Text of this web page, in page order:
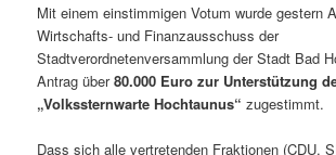
Mit einem einstimmigen Votum wurde gestern
Wirtschafts- und Finanzausschuss der
Stadtverordnetenversammlung der Stadt Bad
Antrag über80.000 Euro zur Unterstützung
„Volkssternwarte Hochtaunus“ zugestimmt.
Dass sich alle vertretenden Fraktionen (CDU,